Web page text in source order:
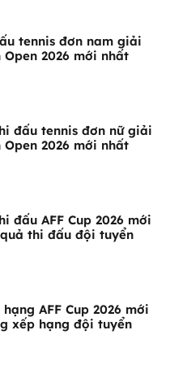
tennis đơn nam giải
Open 2026 mới nhất
đấu tennis đơn nữ giải
Open 2026 mới nhất
đấu AFF Cup 2026 mới
thi đấu đội tuyển
AFF Cup 2026 mới
xếp hạng đội tuyển